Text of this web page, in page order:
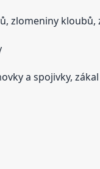
zlomeniny
a spojivky,